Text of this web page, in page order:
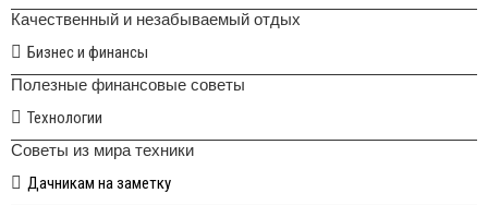
Качественный и незабываемый отдых
Бизнес и финансы
Полезные финансовые советы
Технологии
Советы из мира техники
Дачникам на заметку